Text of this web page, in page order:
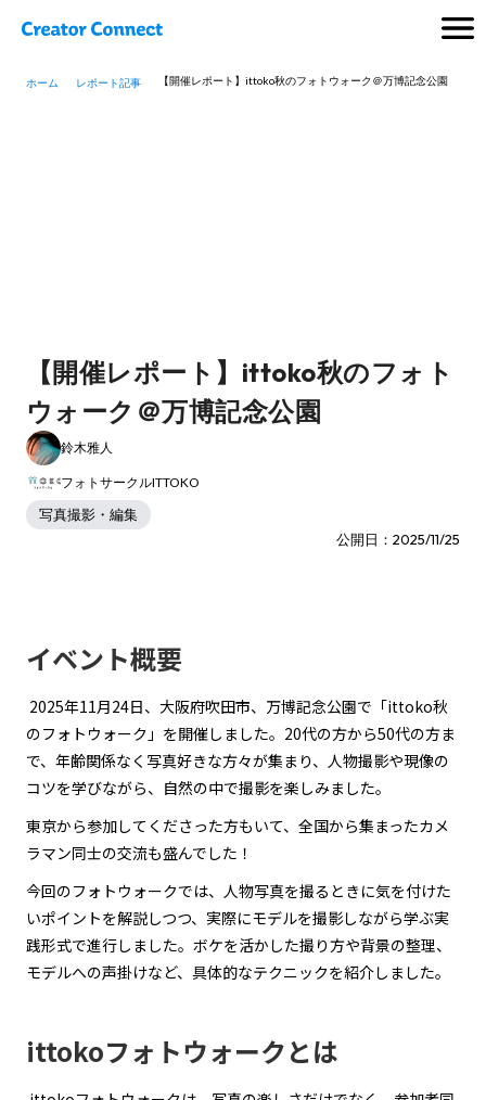
ホーム レポート記事 【開催レポート】ittoko秋のフォトウォーク＠万博記念公園
【開催レポート】ittoko秋のフォト
ウォーク＠万博記念公園
鈴木雅人
フォトサークルITTOKO
写真撮影・編集
公開日：2025/11/25
イベント概要
2025年11月24日、大阪府吹田市、万博記念公園で「ittoko秋
のフォトウォーク」を開催しました。20代の方から50代の方ま
で、年齢関係なく写真好きな方々が集まり、人物撮影や現像の
コツを学びながら、自然の中で撮影を楽しみました。
東京から参加してくださった方もいて、全国から集まったカメ
ラマン同士の交流も盛んでした！
今回のフォトウォークでは、人物写真を撮るときに気を付けた
いポイントを解説しつつ、実際にモデルを撮影しながら学ぶ実
践形式で進行しました。ボケを活かした撮り方や背景の整理、
モデルへの声掛けなど、具体的なテクニックを紹介しました。
ittokoフォトウォークとは